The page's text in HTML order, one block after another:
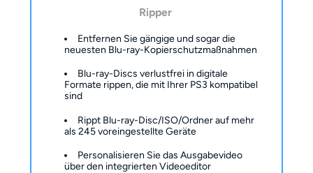
Ripper
Entfernen Sie gängige und sogar die
neuesten Blu-ray-Kopierschutzmaßnahmen
Blu-ray-Discs verlustfrei in digitale
Formate rippen, die mit Ihrer PS3 kompatibel
sind
Rippt Blu-ray-Disc/ISO/Ordner auf mehr
als 245 voreingestellte Geräte
Personalisieren Sie das Ausgabevideo
über den integrierten Videoeditor